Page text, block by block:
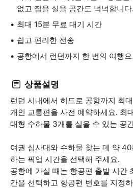
없고 짐을 실을 공간도 넉넉합니다.
최대 15분 무료 대기 시간
쉽고 편리한 전송
공항에서 런던까지 한 번의 여행
상품설명
런던 시내에서 히드로 공항까지 최
개인 교통편을 사전 예약하세요. 최
대형 수하물 3개를 실을 수 있는 공
여권 심사대와 수하물 찾는 데 약
하는 픽업 시간을 선택해 주세요.
공항에 가실 때는 항공편 출발 시간
간을 선택하고 항공편 번호를 지정